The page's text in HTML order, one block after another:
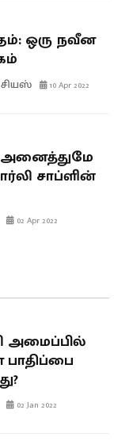
ஒரு நவீன
10 Apr 2022
அனைத்துமே
சாப்ளின்
02 Apr 2022
அமைப்பில்
02 Jan 2022